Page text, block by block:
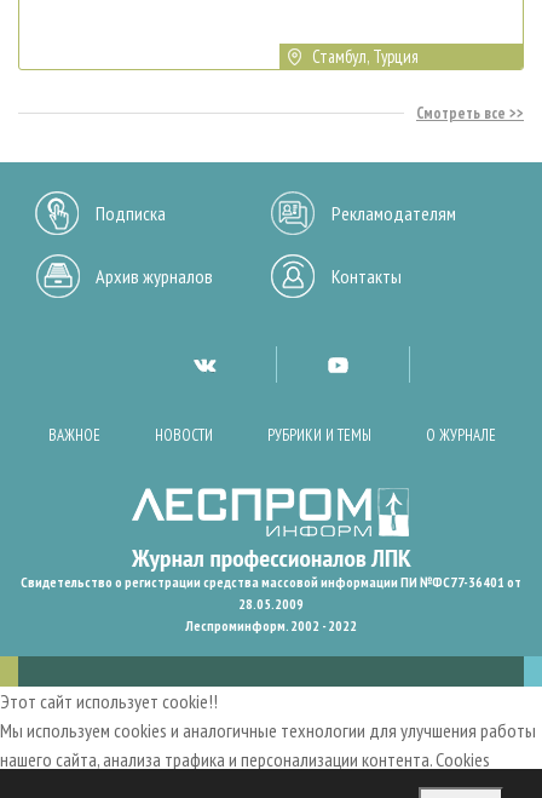
Стамбул, Турция
Смотреть все
Подписка Рекламодателям
Архив журналов Контакты
ВАЖНОЕ НОВОСТИ РУБРИКИ И ТЕМЫ О ЖУРНАЛЕ
Свидетельство о регистрации средства массовой информации ПИ №ФС77-36401 от
28.05.2009
Леспроминформ. 2002 - 2022
Этот сайт использует cookie!!
Мы используем cookies и аналогичные технологии для улучшения работы
нашего сайта, анализа трафика и персонализации контента. Cookies